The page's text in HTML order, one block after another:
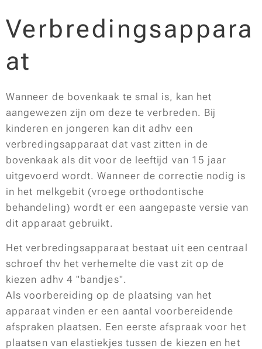
Verbredingsappara
at
Wanneer de bovenkaak te smal is, kan het
aangewezen zijn om deze te verbreden. Bij
kinderen en jongeren kan dit adhv een
verbredingsapparaat dat vast zitten in de
bovenkaak als dit voor de leeftijd van 15 jaar
uitgevoerd wordt. Wanneer de correctie nodig is
in het melkgebit (vroege orthodontische
behandeling) wordt er een aangepaste versie van
dit apparaat gebruikt.
Het verbredingsapparaat bestaat uit een centraal
schroef thv het verhemelte die vast zit op de
kiezen adhv 4 "bandjes".
Als voorbereiding op de plaatsing van het
apparaat vinden er een aantal voorbereidende
afspraken plaatsen. Een eerste afspraak voor het
plaatsen van elastiekjes tussen de kiezen en het